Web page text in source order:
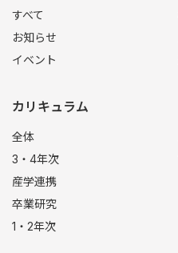
すべて
お知らせ
イベント
カリキュラム
全体
3・4年次
産学連携
卒業研究
1・2年次